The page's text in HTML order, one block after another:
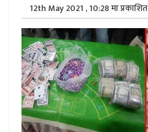
12th May 2021 , 10:28 मा प्रकाशित